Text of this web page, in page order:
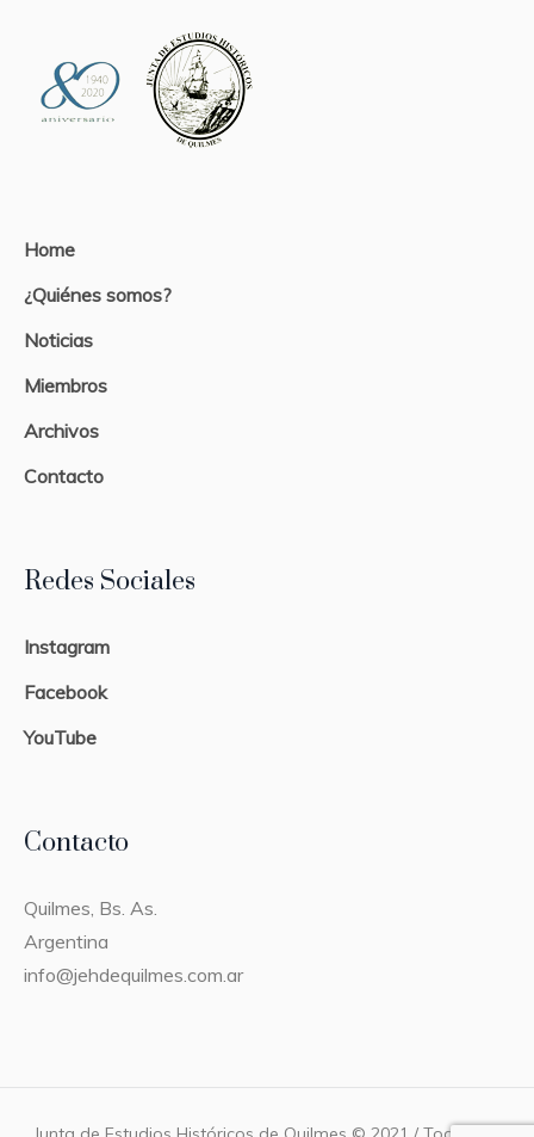
Home
¿Quiénes somos?
Noticias
Miembros
Archivos
Contacto
Redes Sociales
Instagram
Facebook
YouTube
Contacto
Quilmes, Bs. As.
Argentina
info@jehdequilmes.com.ar